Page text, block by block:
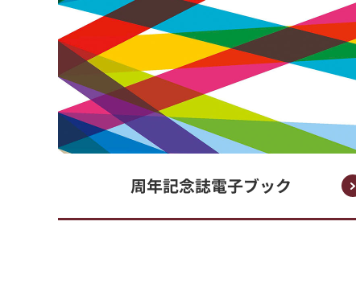
周年記念誌電子ブック